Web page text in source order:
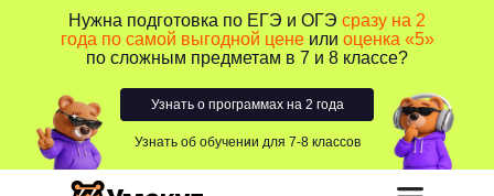
Узнать о программах на 2 года
Узнать об обучении для 7-8 классов
Нужна подготовка по ЕГЭ и ОГЭ сразу на 2
года по самой выгодной цене или оценка «5»
по сложным предметам в 7 и 8 классе?